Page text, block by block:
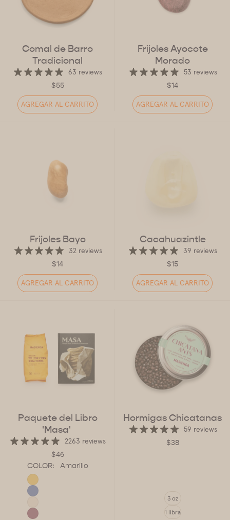
Comal de Barro
Tradicional
63 reviews
$55
AGREGAR AL CARRITO
Frijoles Ayocote
Morado
53 reviews
$14
AGREGAR AL CARRITO
Frijoles Bayo
32 reviews
$14
AGREGAR AL CARRITO
Cacahuazintle
39 reviews
$15
AGREGAR AL CARRITO
Paquete del Libro
'Masa'
2263 reviews
$46
COLOR:
Amarillo
Hormigas Chicatanas
59 reviews
$38
TALLA
3 oz
1 libra